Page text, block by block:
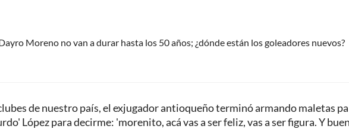
Moreno no van a durar hasta los 50 años; ¿dónde están los goleadores nuevos?
de nuestro país, el exjugador antioqueño terminó armando maletas
López para decirme: 'morenito, acá vas a ser feliz, vas a ser figura. Y